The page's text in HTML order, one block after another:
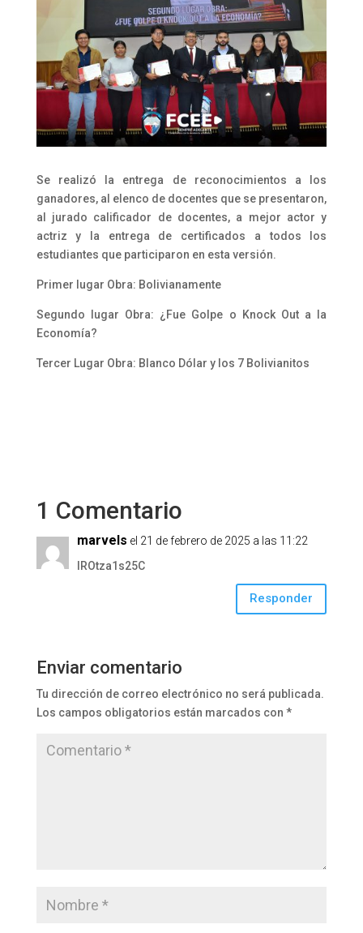
Se realizó la entrega de reconocimientos a los
ganadores, al elenco de docentes que se presentaron,
al jurado calificador de docentes, a mejor actor y
actriz y la entrega de certificados a todos los
estudiantes que participaron en esta versión.
Primer lugar Obra: Bolivianamente
Segundo lugar Obra: ¿Fue Golpe o Knock Out a la
Economía?
Tercer Lugar Obra: Blanco Dólar y los 7 Bolivianitos
1 Comentario
marvels el 21 de febrero de 2025 a las 11:22
lROtza1s25C
Responder
Enviar comentario
Tu dirección de correo electrónico no será publicada.
Los campos obligatorios están marcados con *